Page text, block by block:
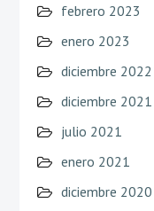
febrero 2023
enero 2023
diciembre 2022
diciembre 2021
julio 2021
enero 2021
diciembre 2020